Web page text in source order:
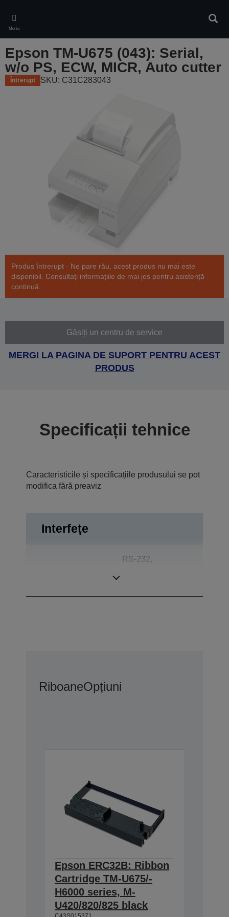
main
content
Meniu
Epson TM-U675 (043): Serial,
w/o PS, ECW, MICR, Auto cutter
Întrerupt SKU: C31C283043
Produs întrerupt - Ne pare rău, acest produs nu mai este
disponibil. Consultați informațiile de mai jos pentru asistență
continuă.
Găsiți un centru de service
MERGI LA PAGINA DE SUPORT PENTRU ACEST
PRODUS
Specificații tehnice
Caracteristicile și specificațiile produsului se pot
modifica fără preaviz
Interfeţe
RS-232,
RiboaneOpțiuni
Epson ERC32B: Ribbon
Cartridge TM-U675/-
H6000 series, M-
U420/820/825 black